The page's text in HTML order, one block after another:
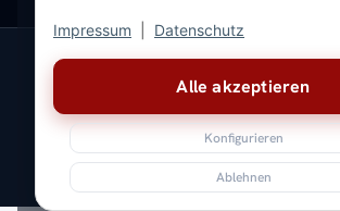
Alle akzeptieren
Konfigurieren
Ablehnen
Impressum Datenschutz
* Alle Preise inkl. gesetzlicher USt. |
ImpressumDatenschutzAGB
BatteriegesetzSitemap